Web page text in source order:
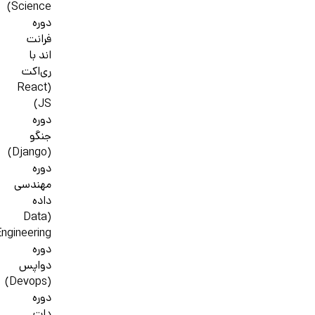
Science)
دوره
فرانت
اند با
ری‌اکت
(React
JS)
دوره
جنگو
(Django)
دوره
مهندسی
داده
(Data
دوره
دواپس
(Devops)
دوره